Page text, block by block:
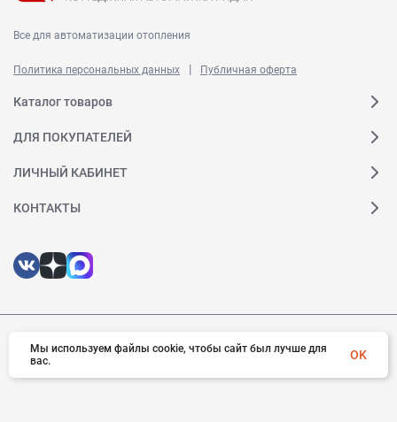
Все для автоматизации отопления
Политика персональных данных | Публичная оферта
Каталог товаров
ДЛЯ ПОКУПАТЕЛЕЙ
ЛИЧНЫЙ КАБИНЕТ
КОНТАКТЫ
© 2026 Ридан. Все права защищены
Мы используем файлы cookie, чтобы сайт был лучше для
вас.
OK